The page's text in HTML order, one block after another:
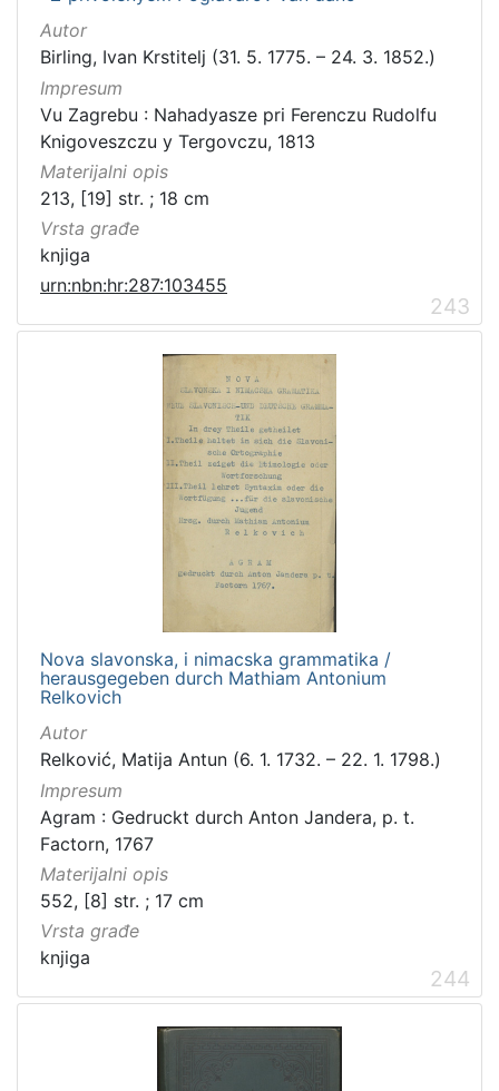
Autor
Birling, Ivan Krstitelj (31. 5. 1775. – 24. 3. 1852.)
Impresum
Vu Zagrebu : Nahadyasze pri Ferenczu Rudolfu
Knigoveszczu y Tergovczu, 1813
Materijalni opis
213, [19] str. ; 18 cm
Vrsta građe
knjiga
urn:nbn:hr:287:103455
243
Nova slavonska, i nimacska grammatika /
herausgegeben durch Mathiam Antonium
Relkovich
Autor
Relković, Matija Antun (6. 1. 1732. – 22. 1. 1798.)
Impresum
Agram : Gedruckt durch Anton Jandera, p. t.
Factorn, 1767
Materijalni opis
552, [8] str. ; 17 cm
Vrsta građe
knjiga
244